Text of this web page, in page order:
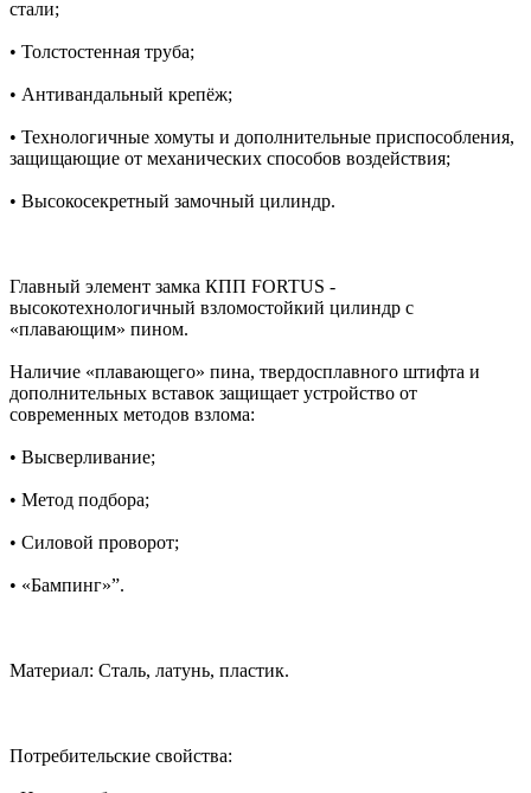
стали;
• Толстостенная труба;
• Антивандальный крепёж;
• Технологичные хомуты и дополнительные приспособления,
защищающие от механических способов воздействия;
• Высокосекретный замочный цилиндр.
Главный элемент замка КПП FORTUS -
высокотехнологичный взломостойкий цилиндр c
«плавающим» пином.
Наличие «плавающего» пина, твердосплавного штифта и
дополнительных вставок защищает устройство от
современных методов взлома:
• Высверливание;
• Метод подбора;
• Силовой проворот;
• «Бампинг»”.
Материал: Сталь, латунь, пластик.
Потребительские свойства: